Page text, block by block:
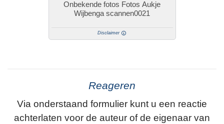
Onbekende fotos Fotos Aukje
Wijbenga scannen0021
Disclaimer
Reageren
Via onderstaand formulier kunt u een reactie
achterlaten voor de auteur of de eigenaar van